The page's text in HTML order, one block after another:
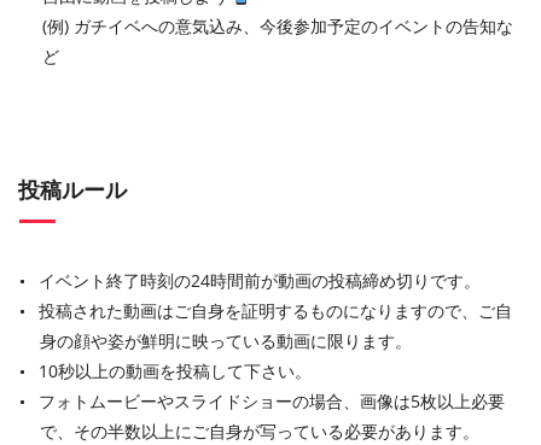
(例) ガチイベへの意気込み、今後参加予定のイベントの告知な
ど
投稿ルール
イベント終了時刻の24時間前が動画の投稿締め切りです。
投稿された動画はご自身を証明するものになりますので、ご自
身の顔や姿が鮮明に映っている動画に限ります。
10秒以上の動画を投稿して下さい。
フォトムービーやスライドショーの場合、画像は5枚以上必要
で、その半数以上にご自身が写っている必要があります。